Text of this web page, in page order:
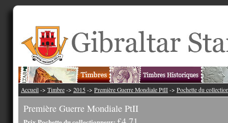
Accueil -> Timbre -> 2015 -> Première Guerre Mondiale PtII -> Pochette du
Première Guerre Mondiale PtII